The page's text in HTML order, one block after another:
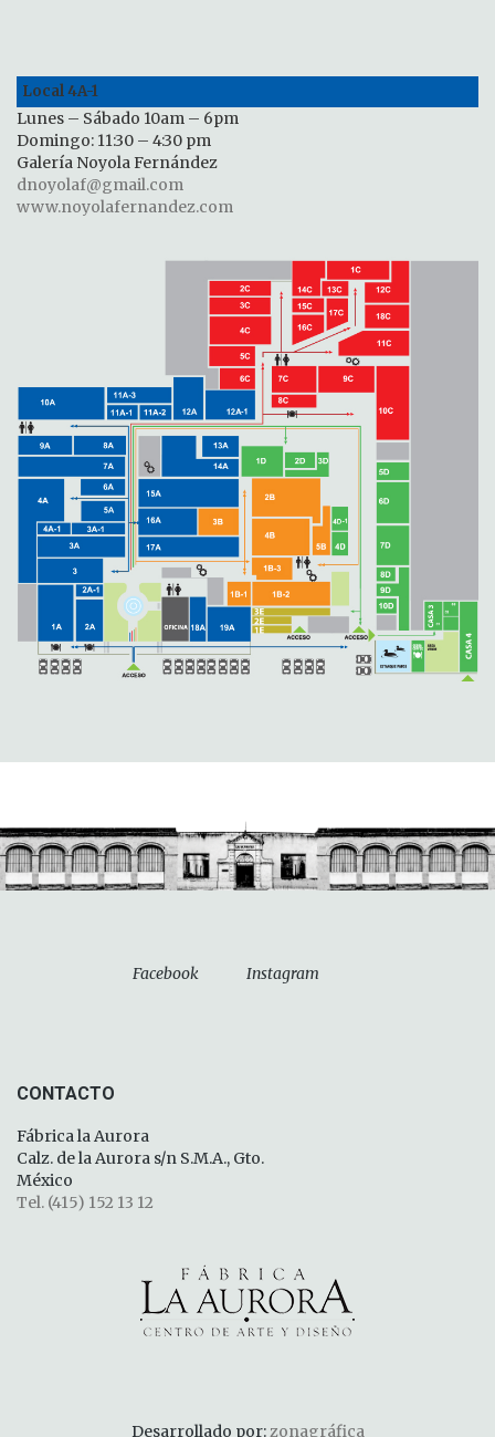
Local 4A-1
Lunes – Sábado 10am – 6pm
Domingo: 11:30 – 4:30 pm
Galería Noyola Fernández
dnoyolaf@gmail.com
www.noyolafernandez.com
Facebook Instagram
CONTACTO
Fábrica la Aurora
Calz. de la Aurora s/n S.M.A., Gto.
México
Tel. (415) 152 13 12
Desarrollado por:zonagráfica